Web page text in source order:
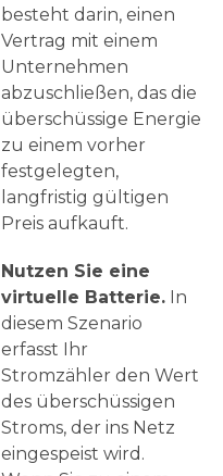
besteht darin, einen
Vertrag mit einem
Unternehmen
abzuschließen, das die
überschüssige Energie
zu einem vorher
festgelegten,
langfristig gültigen
Preis aufkauft.
Nutzen Sie eine
virtuelle Batterie. In
diesem Szenario
erfasst Ihr
Stromzähler den Wert
des überschüssigen
Stroms, der ins Netz
eingespeist wird.